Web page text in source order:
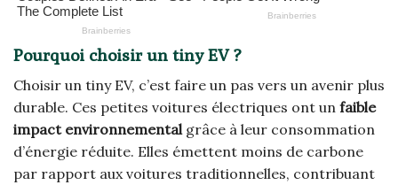
Pourquoi choisir un tiny EV ?
Choisir un tiny EV, c’est faire un pas vers un avenir plus
durable. Ces petites voitures électriques ont un faible
impact environnemental grâce à leur consommation
d’énergie réduite. Elles émettent moins de carbone
par rapport aux voitures traditionnelles, contribuant